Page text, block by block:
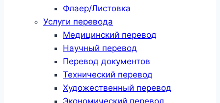
Флаер/Листовка
Услуги перевода
Медицинский перевод
Научный перевод
Перевод документов
Технический перевод
Художественный перевод
Экономический перевод